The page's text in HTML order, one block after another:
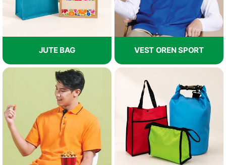
JUTE BAG VEST OREN SPORT